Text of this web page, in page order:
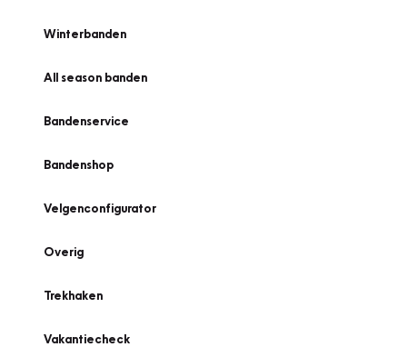
Winterbanden
All season banden
Bandenservice
Bandenshop
Velgenconfigurator
Overig
Trekhaken
Vakantiecheck